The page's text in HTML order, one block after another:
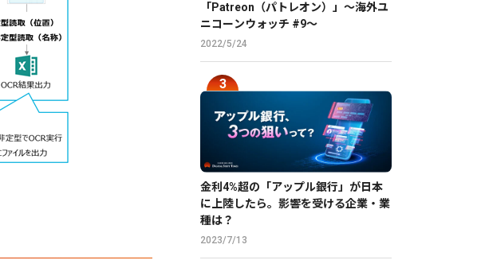
「Patreon（パトレオン）」〜海外ユ
ニコーンウォッチ #9〜
2022/5/24
金利4%超の「アップル銀行」が日本
に上陸したら。影響を受ける企業・業
種は？
2023/7/13